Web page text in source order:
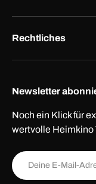
Rechtliches
Newsletter
Noch ein Klick für
wertvolle Heimkino
E-Mail